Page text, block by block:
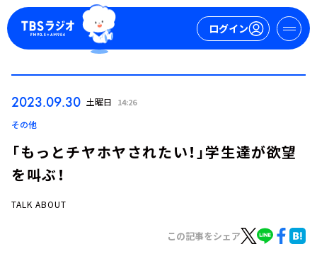
ログイン
2023.09.30 土曜日 14:26
その他
「もっとチヤホヤされたい！」学生達が欲望
を叫ぶ！
TALK ABOUT
この記事をシェア